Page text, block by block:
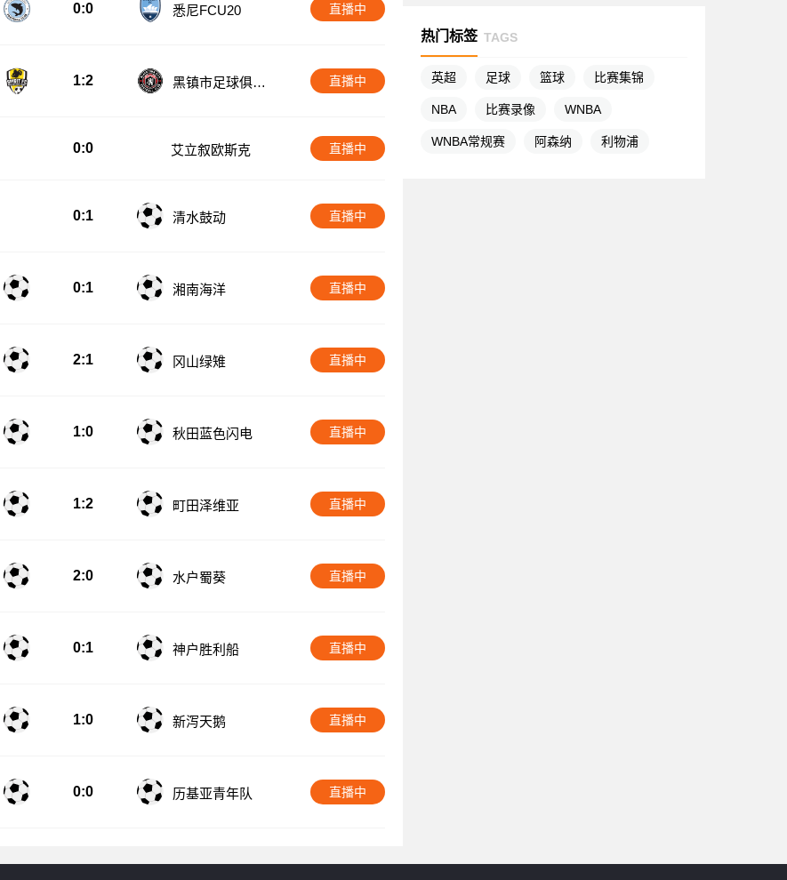
0:0 悉尼FCU20 直播中
1:2
黑镇市足球俱乐
直播中
0:0 艾立叙欧斯克 直播中
0:1 清水鼓动 直播中
0:1 湘南海洋 直播中
2:1 冈山绿雉 直播中
1:0 秋田蓝色闪电 直播中
1:2 町田泽维亚 直播中
2:0 水户蜀葵 直播中
0:1 神户胜利船 直播中
1:0 新泻天鹅 直播中
0:0 历基亚青年队 直播中
热门标签 TAGS
英超 足球 篮球 比赛集锦
NBA 比赛录像 WNBA
WNBA常规赛 阿森纳 利物浦